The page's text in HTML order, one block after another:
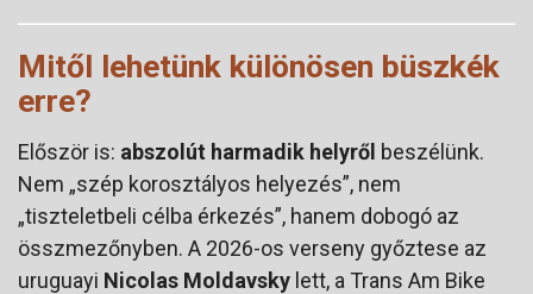
Mitől lehetünk különösen büszkék
erre?
Először is: abszolút harmadik helyről beszélünk.
Nem „szép korosztályos helyezés”, nem
„tiszteletbeli célba érkezés”, hanem dobogó az
összmezőnyben. A 2026-os verseny győztese az
uruguayi Nicolas Moldavsky lett, a Trans Am Bike